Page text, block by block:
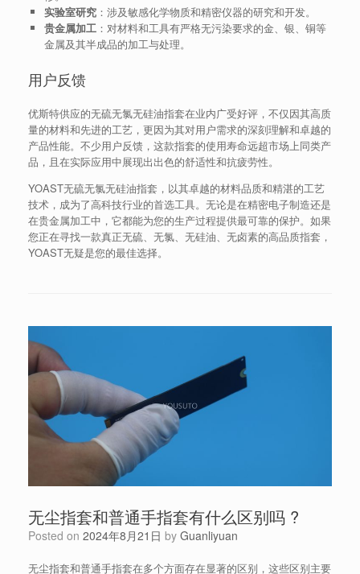
实验室研究：涉及敏感化学物质和精密仪器的研究和开发。
贵金属加工：对材料和工具有严格无污染要求的金、银、铜等
金属及其半成品的加工与处理。
用户反馈
优斯特供应的无硫无氯无硅油指套在业内广受好评，不仅因其高质
量的材料和先进的工艺，更因为其对用户需求的深刻理解和卓越的
产品性能。不少用户反馈，这款指套的使用寿命远超市场上同类产
品，且在实际应用中展现出出色的舒适性和抗疲劳性。
YOAST无硫无氯无硅油指套，以其卓越的材料品质和精湛的工艺
技术，成为了高科技行业的首选工具。无论是在精密电子制造还是
在贵金属加工中，它都能为您的生产过程提供最可靠的保护。如果
您正在寻找一款真正无硫、无氯、无硅油、无卤素的高品质指套，
YOAST无疑是您的最佳选择。
无尘指套和普通手指套有什么区别吗 ?
Posted on 2024年8月21日 by Guanliyuan
无尘指套和普通手指套在多个方面存在显著的区别，这些区别主要